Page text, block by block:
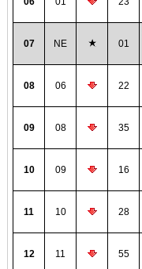
07 NE 01
08 06 22
09 08 35
10 09 16
11 10 28
12 11 55